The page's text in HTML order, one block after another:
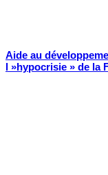
Aide au
l »hypocrisie » de la